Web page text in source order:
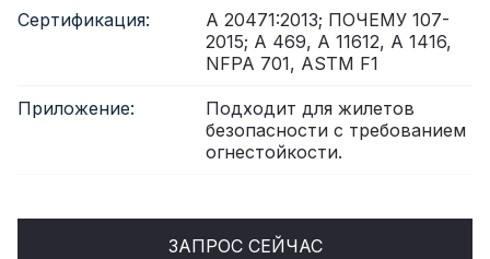
Сертификация:
А 20471:2013; ПОЧЕМУ 107-
2015; А 469, А 11612, А 1416,
NFPA 701, ASTM F1
Приложение:
Подходит для жилетов
безопасности с требованием
огнестойкости.
ЗАПРОС СЕЙЧАС